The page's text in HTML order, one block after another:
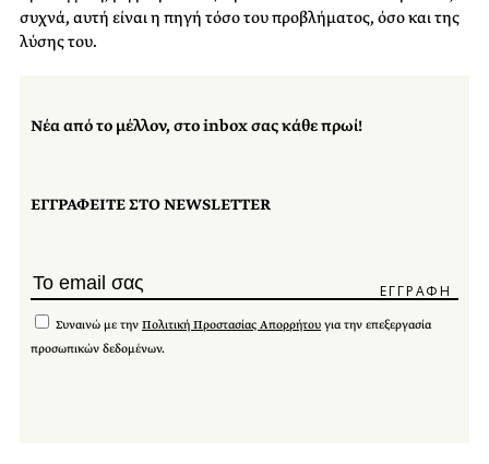
συχνά, αυτή είναι η πηγή τόσο του προβλήματος, όσο και της
λύσης του.
Νέα από το μέλλον, στο inbox σας κάθε πρωί!
ΕΓΓΡΑΦΕΙΤΕ ΣΤΟ NEWSLETTER
Συναινώ με την Πολιτική Προστασίας Απορρήτου για την επεξεργασία
προσωπικών δεδομένων.